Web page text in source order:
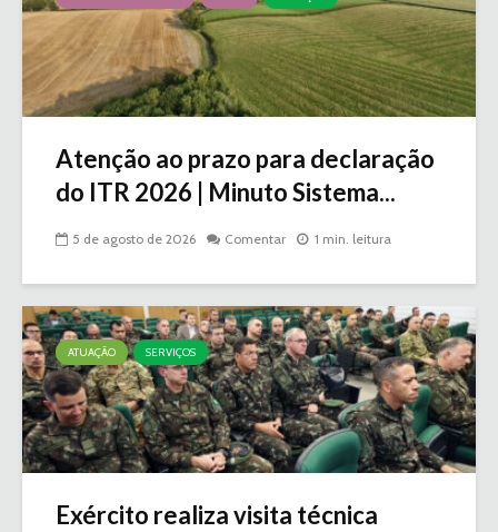
Atenção ao prazo para declaração
do ITR 2026 | Minuto Sistema...
5 de agosto de 2026 Comentar 1 min. leitura
ATUAÇÃO SERVIÇOS
Exército realiza visita técnica